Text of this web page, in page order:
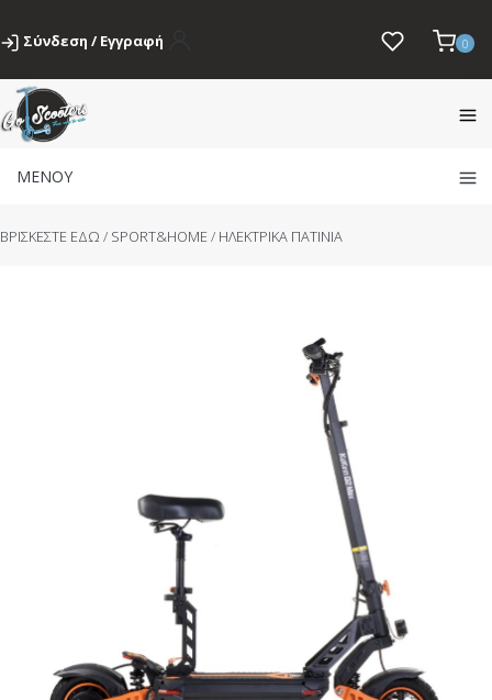
Σύνδεση / Εγγραφή 0
ΜΕΝΟΥ
BΡΙΣΚΕΣΤΕ ΕΔΩ / SPORT&HOME/ ΗΛΕΚΤΡΙΚΑ ΠΑΤΙΝΙΑ